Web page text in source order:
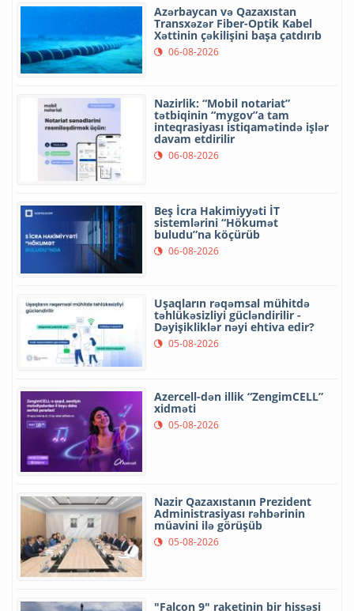
Azərbaycan və Qazaxıstan
Transxəzər Fiber-Optik Kabel
Xəttinin çəkilişini başa çatdırıb
06-08-2026
Nazirlik: “Mobil notariat”
tətbiqinin “mygov”a tam
inteqrasiyası istiqamətində işlər
davam etdirilir
06-08-2026
Beş İcra Hakimiyyəti İT
sistemlərini “Hökumət
buludu”na köçürüb
06-08-2026
Uşaqların rəqəmsal mühitdə
təhlükəsizliyi gücləndirilir -
Dəyişikliklər nəyi ehtiva edir?
05-08-2026
Azercell-dən illik “ZengimCELL”
xidməti
05-08-2026
Nazir Qazaxıstanın Prezident
Administrasiyası rəhbərinin
müavini ilə görüşüb
05-08-2026
"Falcon 9" raketinin bir hissəsi